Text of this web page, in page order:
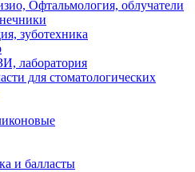
Офтальмология, облучатели
зуботехника
лаборатория
для стоматологических
и балласты